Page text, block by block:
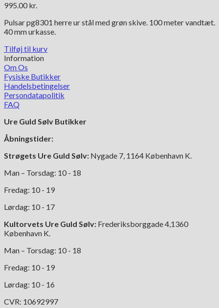
995.00 kr.
Pulsar pg8301 herre ur stål med grøn skive. 100 meter vandtæt.
40 mm urkasse.
Tilføj til kurv
Information
Om Os
Fysiske Butikker
Handelsbetingelser
Persondatapolitik
FAQ
Ure Guld Sølv Butikker
Åbningstider:
Strøgets Ure Guld Sølv: Nygade 7, 1164 København K.
Man – Torsdag: 10 - 18
Fredag: 10 - 19
Lørdag: 10 - 17
Kultorvets Ure Guld Sølv: Frederiksborggade 4,1360
København K.
Man – Torsdag: 10 - 18
Fredag: 10 - 19
Lørdag: 10 - 16
CVR: 10692997